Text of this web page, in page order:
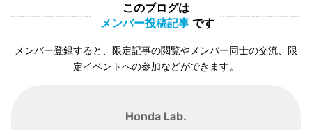
このブログは
メンバー投稿記事 です
メンバー登録すると、限定記事の閲覧やメンバー同士の交流、限
定イベントへの参加などができます。
Honda Lab.